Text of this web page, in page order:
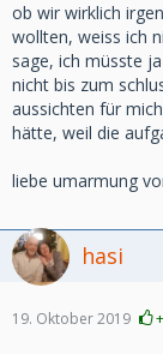
ob wir wirklich
wollten, weiss ich
sage, ich müsste
nicht bis zum
aussichten für
hätte, weil die
liebe umarmung
hasi
19. Oktober 2019